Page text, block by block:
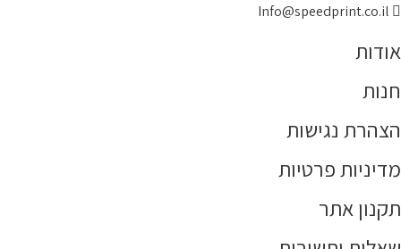
Info@speedprint.co.il
אודות
חנות
הצהרת נגישות
מדיניות פרטיות
תקנון אתר